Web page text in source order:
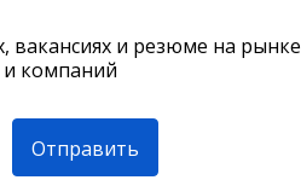
вакансиях и резюме на рынке
и компаний
Отправить